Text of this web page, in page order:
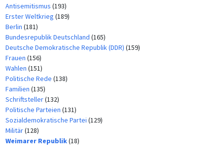
Antisemitismus (193)
Erster Weltkrieg (189)
Berlin (181)
Bundesrepublik Deutschland (165)
Deutsche Demokratische Republik (DDR) (159)
Frauen (156)
Wahlen (151)
Politische Rede (138)
Familien (135)
Schriftsteller(132)
Politische Parteien (131)
Sozialdemokratische Partei (129)
Militär(128)
Weimarer Republik(18)